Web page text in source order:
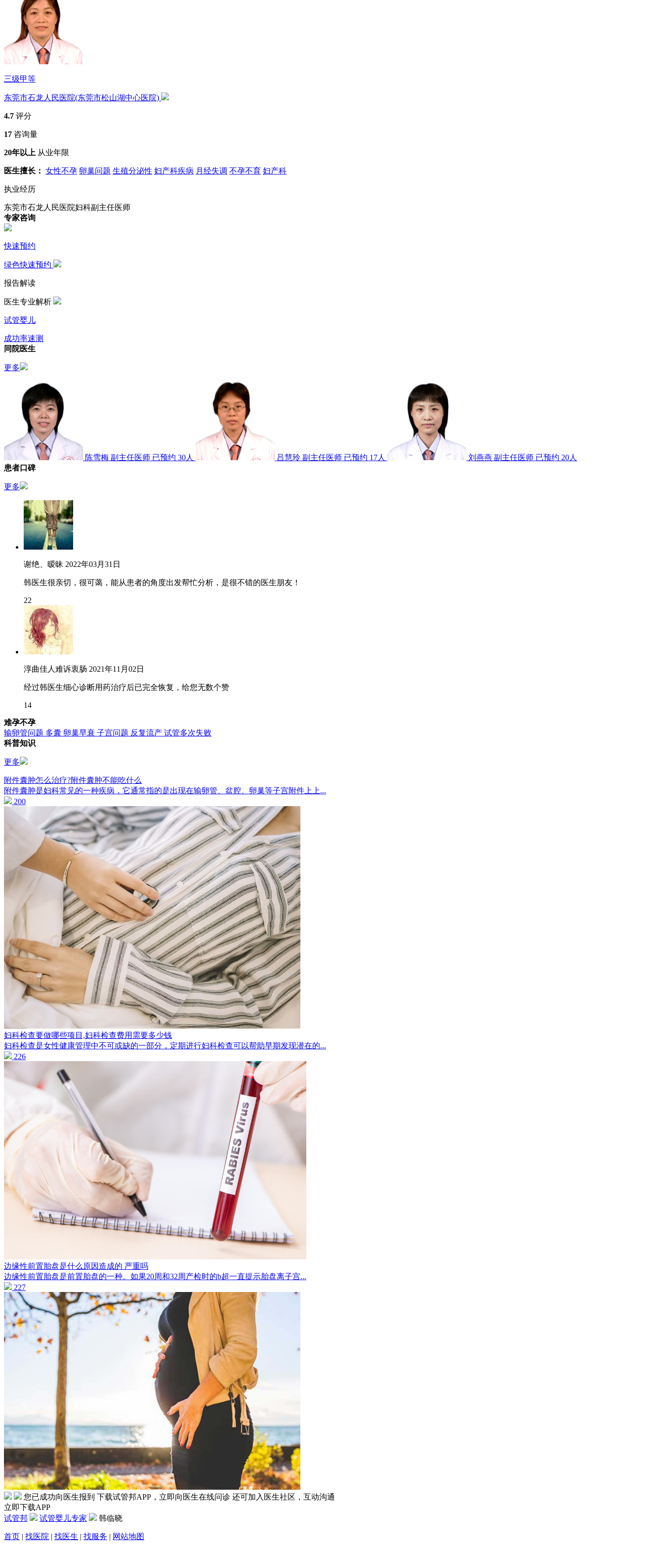
三级甲等
东莞市石龙人民医院(东莞市松山湖中心医院)
4.7 评分
17 咨询量
20年以上 从业年限
医生擅长： 女性不孕 卵巢问题 生殖分泌性 妇产科疾病 月经失调 不孕不育 妇产科
执业经历
东莞市石龙人民医院妇科副主任医师
专家咨询
快速预约
绿色快速预约
报告解读
医生专业解析
试管婴儿
成功率速测
同院医生
更多
陈雪梅 副主任医师 已预约 30人 吕慧玲 副主任医师 已预约 17人 刘燕燕 副主任医师 已预约 20人
患者口碑
更多
谢绝、暧昧 2022年03月31日
韩医生很亲切，很可蔼，能从患者的角度出发帮忙分析，是很不错的医生朋友！
22
淳曲佳人难诉衷肠 2021年11月02日
经过韩医生细心诊断用药治疗后已完全恢复，给您无数个赞
14
难孕不孕
输卵管问题 多囊 卵巢早衰 子宫问题 反复流产 试管多次失败
科普知识
更多
附件囊肿怎么治疗?附件囊肿不能吃什么
附件囊肿是妇科常见的一种疾病，它通常指的是出现在输卵管、盆腔、卵巢等子宫附件上上...
200
妇科检查要做哪些项目,妇科检查费用需要多少钱
妇科检查是女性健康管理中不可或缺的一部分，定期进行妇科检查可以帮助早期发现潜在的...
226
边缘性前置胎盘是什么原因造成的 严重吗
边缘性前置胎盘是前置胎盘的一种。如果20周和32周产检时的b超一直提示胎盘离子宫...
227
您已成功向医生报到 下载试管邦APP，立即向医生在线问诊 还可加入医生社区，互动沟通
立即下载APP
试管邦
试管婴儿专家 韩临晓
首页 | 找医院 | 找医生 | 找服务 | 网站地图